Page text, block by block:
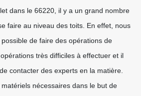
dans le 66220, il y a un grand nombre
faire au niveau des toits. En effet, nous
de faire des opérations de
très difficiles à effectuer et il
contacter des experts en la matière.
nécessaires dans le but de